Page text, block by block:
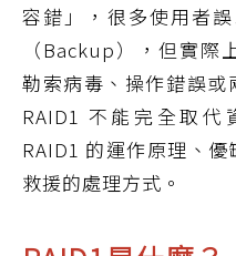
容錯」，很多使用者
（Backup），但實際
勒索病毒、操作錯誤或
RAID1 不能完全取
RAID1 的運作原理、
救援的處理方式。